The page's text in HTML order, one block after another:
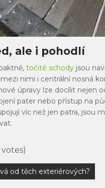
ale i pohodlí
točité schody jsou
nimi i centrální nosná
úpravy lze docílit nejen
pater nebo přístup na
víc než jen patra, jsou
votes)
od těch exteriérových?